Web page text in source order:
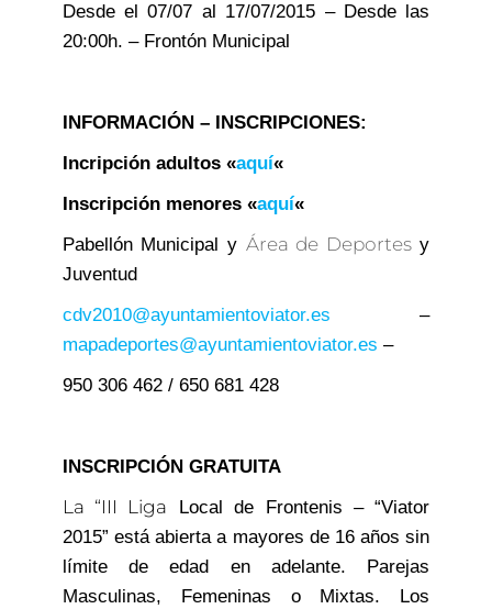
Desde el 07/07 al 17/07/2015 – Desde las
20:00h. – Frontón Municipal
INFORMACIÓN – INSCRIPCIONES:
Incripción adultos «aquí«
Inscripción menores «aquí«
Pabellón Municipal y Área de Deportesy
Juventud
cdv2010@ayuntamientoviator.es –
mapadeportes@ayuntamientoviator.es –
950 306 462 / 650 681 428
INSCRIPCIÓN GRATUITA
La “III Liga Local de Frontenis – “Viator
2015” está abierta a mayores de 16 años sin
límite de edad en adelante. Parejas
Masculinas, Femeninas o Mixtas. Los